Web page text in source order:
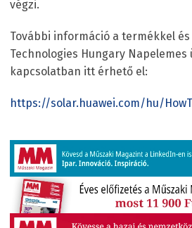
végzi.
További információ a termékkel és
Technologies Hungary Napelemes
kapcsolatban itt érhető el:
https://solar.huawei.com/hu/